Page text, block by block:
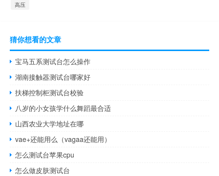
高压
猜你想看的文章
宝马五系测试台怎么操作
湖南接触器测试台哪家好
扶梯控制柜测试台校验
八岁的小女孩学什么舞蹈最合适
山西农业大学地址在哪
vae+还能用么（vagaa还能用）
怎么测试台苹果cpu
怎么做皮肤测试台